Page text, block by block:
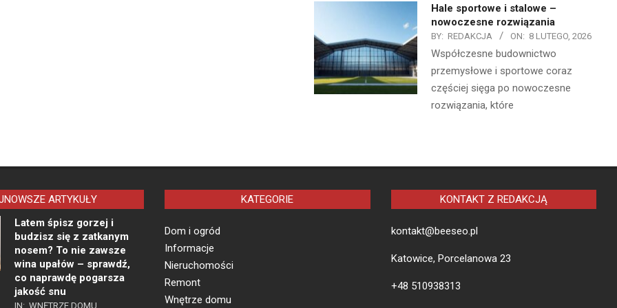
Hale sportowe i stalowe –
nowoczesne rozwiązania
BY: REDAKCJA ON: 8 LUTEGO, 2026
Współczesne budownictwo
przemysłowe i sportowe coraz
częściej sięga po nowoczesne
rozwiązania, które
ARTYKUŁY
Latem śpisz gorzej i
budzisz się z zatkanym
nosem? To nie zawsze
wina upałów – sprawdź,
co naprawdę pogarsza
jakość snu
IN: WNĘTRZE DOMU
KATEGORIE
Dom i ogród
Informacje
Nieruchomości
Remont
Wnętrze domu
KONTAKT Z REDAKCJĄ
kontakt@beeseo.pl
Katowice, Porcelanowa 23
+48 510938313